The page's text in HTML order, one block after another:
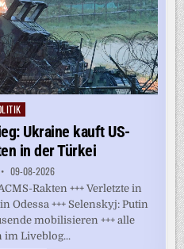
Ukraine kauft US-
in der Türkei
09-08-2026
Rakten +++ Verletzte in
Odessa +++ Selenskyj: Putin
mobilisieren +++ alle
im Liveblog...